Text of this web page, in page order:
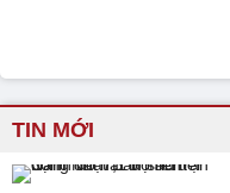
TIN MỚI